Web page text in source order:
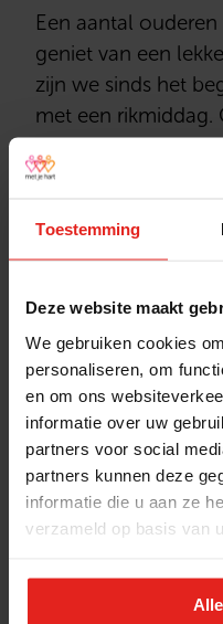
Toestemming
Deze website maakt
We gebruiken cookies
personaliseren, om
en om ons
informatie over uw
partners voor social
partners kunnen deze
informatie die u aan ze
verzameld op basis van
Een aantal
geniet van een
zijn we sinds het
met een rikmiddag.
Café Zaal de
fans van het
op de stamtafels en
Stichting Met
Stichting Met
eenzaam
anderen om
winnaar van